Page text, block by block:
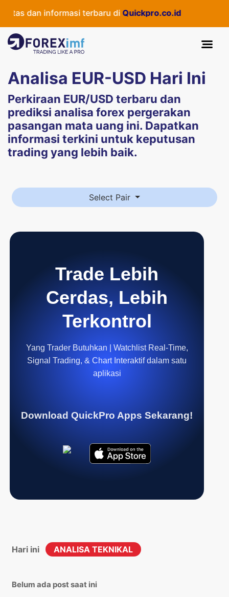
dan informasi terbaru diQuickpro.co.id
Analisa EUR-USD Hari Ini
Perkiraan EUR/USD terbaru dan
prediksi analisa forex pergerakan
pasangan mata uang ini. Dapatkan
informasi terkini untuk keputusan
trading yang lebih baik.
Select Pair
Trade Lebih
Cerdas, Lebih
Terkontrol
Yang Trader Butuhkan | Watchlist Real-Time,
Signal Trading, & Chart Interaktif dalam satu
aplikasi
Download QuickPro Apps Sekarang!
Hari ini ANALISA TEKNIKAL
Belum ada post saat ini